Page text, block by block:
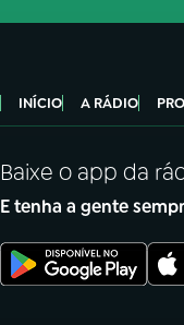
INÍCIO A RÁDIO
Baixe o app da
E tenha a gente